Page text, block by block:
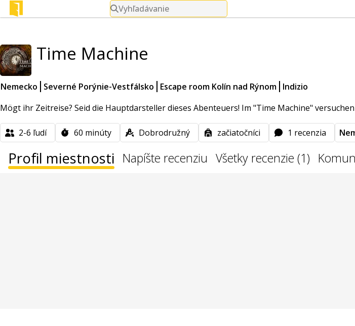
Vyhľadávanie
Time Machine
Nemecko Severné Porýnie-Vestfálsko Escape room Kolín nad Rýnom Indizio
Mögt ihr Zeitreise? Seid die Hauptdarsteller dieses Abenteuers! Im "Time Machine"
2-6 ľudí 60 minúty Dobrodružný začiatočníci 1 recenzia
Profil miestnosti Napíšte recenziu Všetky recenzie (1)